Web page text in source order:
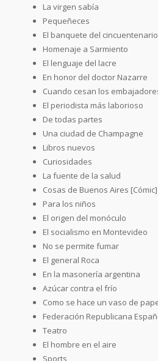
La virgen sabía
Pequeñeces
El banquete del
Homenaje a Sarmiento
El lenguaje del lacre
En honor del doctor Nazarre
Cuando cesan los
El periodista más laborioso
De todas partes
Una ciudad de Champagne
Libros nuevos
Curiosidades
La fuente de la salud
Cosas de Buenos Aires [Cómic]
Para los niños
El origen del monóculo
El socialismo en Montevideo
No se permite fumar
El general Roca
En la masonería argentina
Azúcar contra el frío
Como se hace un vaso de
Federación Republicana
Teatro
El hombre en el aire
Sports